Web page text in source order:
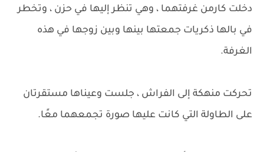
دخلت كارمن غرفتهما ، وهي تنظر إليها في حزن ، وتخطر
في بالها ذكريات جمعتها بينها وبين زوجها في هذه
الغرفة.
تحركت منهكة إلى الفراش ، جلست وعيناها مستقرتان
على الطاولة التي كانت عليها صورة تجمعهما معًا.